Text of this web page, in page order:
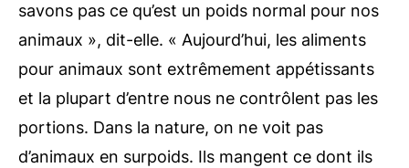
savons pas ce qu’est un poids normal pour nos
animaux », dit-elle. « Aujourd’hui, les aliments
pour animaux sont extrêmement appétissants
et la plupart d’entre nous ne contrôlent pas les
portions. Dans la nature, on ne voit pas
d’animaux en surpoids. Ils mangent ce dont ils